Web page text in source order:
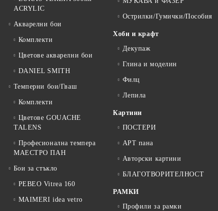
ACRYLIC
Акварелни бои
Комплекти
Цветове акварелни бои
DANIEL SMITH
Темперни бои/Гваш
Комплекти
Цветове GOUACHE
TALENS
Професионална темпера
МАЕСТРО ПАН
Бои за стъкло
PEBEO Vitrea 160
MAIMERI idea vetro
Острилки/Гумички/Пособия
Хоби и крафт
Декупаж
Глина и моделин
Филц
Лепила
Картини
ПОСТЕРИ
АРТ пана
Авторски картини
БЛАГОТВОРИТЕЛНОСТ
РАМКИ
Профили за рамки